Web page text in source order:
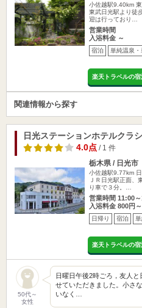
小佐越駅9.40km
東武日光駅より徒
迎は行っており…
営業時間
入浴料金 ～
宿泊 単純温泉・
楽天トラベルの
関連情報から探す
日光ステーションホテルクラ
4.0点/ 1 件
栃木県 / 日光市
小佐越駅9.77km
ＪＲ日光駅正面、
り車で３分。…
営業時間 11:00
入浴料金 800円～
日帰り 宿泊
楽天トラベルの
50代～
女性
日曜日午後2時ごろ，友人
せていただきました。小さ
いなく…